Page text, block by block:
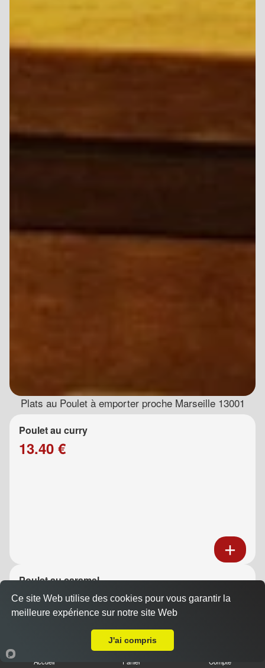
Plats au Poulet à emporter proche Marseille 13001
Poulet au curry
13.40 €
Poulet au caramel
13.40 €
Accueil Panier Compte
Ce site Web utilise des cookies pour vous garantir la
meilleure expérience sur notre site Web
J'ai compris